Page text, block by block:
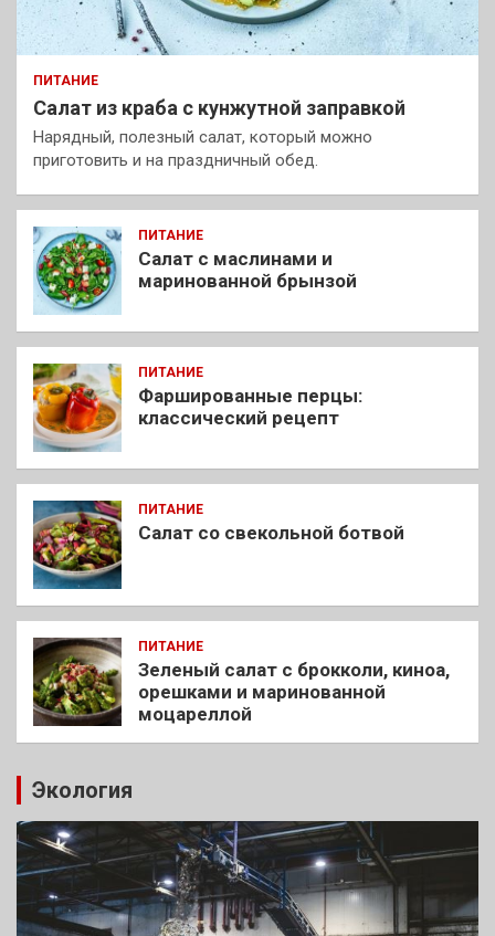
ПИТАНИЕ
Салат из краба с кунжутной заправкой
Нарядный, полезный салат, который можно
приготовить и на праздничный обед.
ПИТАНИЕ
Салат с маслинами и
маринованной брынзой
ПИТАНИЕ
Фаршированные перцы:
классический рецепт
ПИТАНИЕ
Салат со свекольной ботвой
ПИТАНИЕ
Зеленый салат с брокколи, киноа,
орешками и маринованной
моцареллой
Экология